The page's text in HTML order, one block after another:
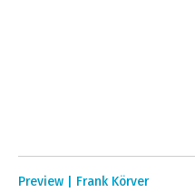
Preview | Frank Körver